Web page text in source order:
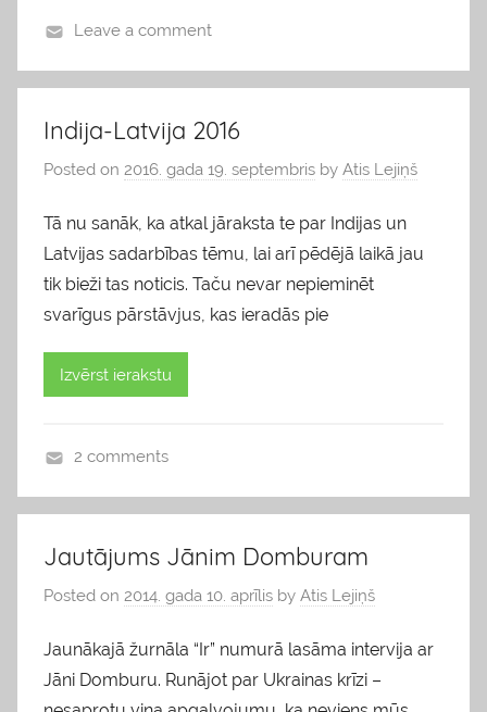
l
g
s
Leave a comment
Indija-Latvija 2016
Posted on 2016. gada 19. septembris by Atis Lejiņš
Tā nu sanāk, ka atkal jāraksta te par Indijas un
Latvijas sadarbības tēmu, lai arī pēdējā laikā jau
tik bieži tas noticis. Taču nevar nepieminēt
svarīgus pārstāvjus, kas ieradās pie
Izvērst ierakstu
l
g
s
2 comments
Jautājums Jānim Domburam
Posted on 2014. gada 10. aprīlis by Atis Lejiņš
Jaunākajā žurnāla “Ir” numurā lasāma intervija ar
Jāni Domburu. Runājot par Ukrainas krīzi –